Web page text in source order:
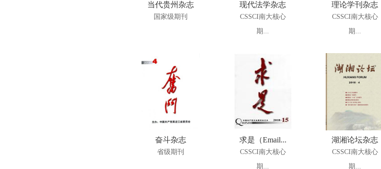
当代贵州杂志
国家级期刊
现代法学杂志
CSSCI南大核心
期...
理论学刊杂志
CSSCI南大核心
期...
奋斗杂志
省级期刊
求是（Email...
CSSCI南大核心
期...
湖湘论坛杂志
CSSCI南大核心
期...